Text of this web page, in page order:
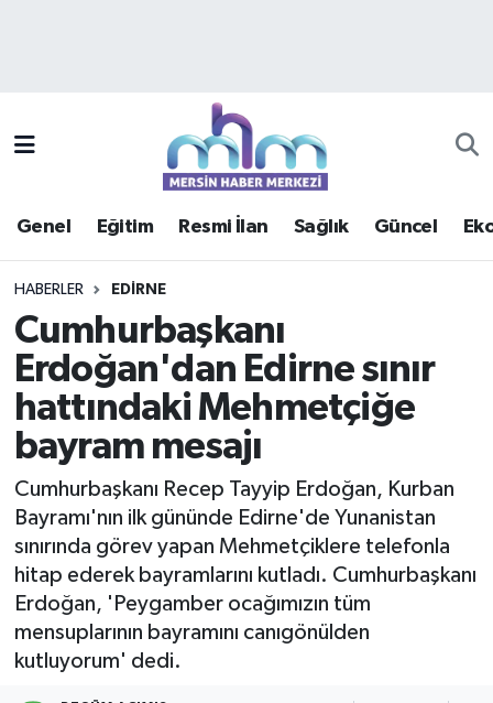
Genel Eğitim Resmi İlan Sağlık Güncel
HABERLER EDIRNE
Cumhurbaşkanı
Erdoğan'dan Edirne sınır
hattındaki Mehmetçiğe
bayram mesajı
Cumhurbaşkanı Recep Tayyip Erdoğan, Kurban
Bayramı'nın ilk gününde Edirne'de Yunanistan
sınırında görev yapan Mehmetçiklere telefonla
hitap ederek bayramlarını kutladı. Cumhurbaşkanı
Erdoğan, 'Peygamber ocağımızın tüm
mensuplarının bayramını canıgönülden
kutluyorum' dedi.
Güncel
Haberde insan
Kültür - Sanat
Mersin Tarihi
Mersin Trafik Yoğunluk Haritası
Süper Lig Puan Durumu ve Fikstür
Haber Arşivi